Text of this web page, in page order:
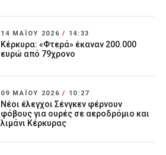
14 ΜΑΪ́ΟΥ 2026/ 14:33
Κέρκυρα: «Φτερά» έκαναν 200.000
ευρώ από 79χρονο
09 ΜΑΪ́ΟΥ 2026/ 10:27
Νέοι έλεγχοι Σένγκεν φέρνουν
φόβους για ουρές σε αεροδρόμιο και
λιμάνι Κέρκυρας